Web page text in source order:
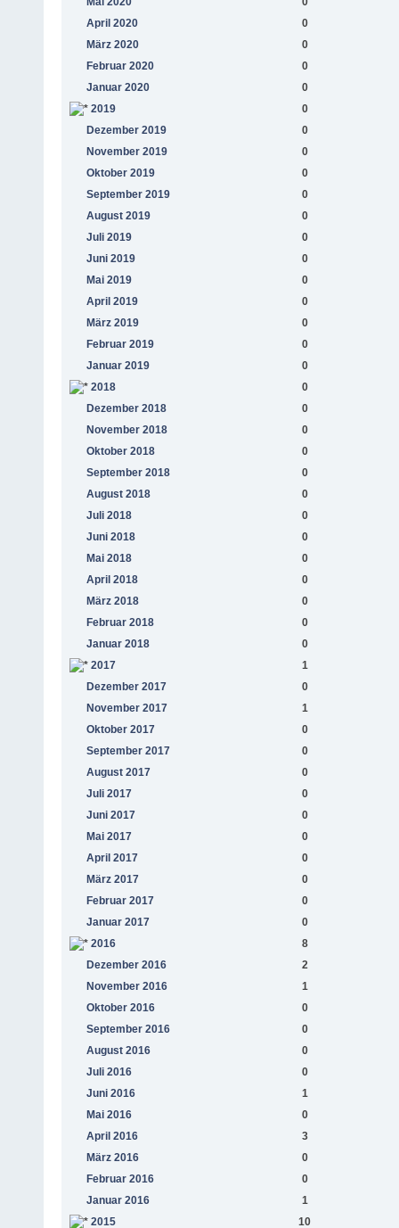
April 2020
0
März 2020
0
Februar 2020
0
Januar 2020
0
2019
0
Dezember 2019
0
November 2019
0
Oktober 2019
0
September 2019
0
August 2019
0
Juli 2019
0
Juni 2019
0
Mai 2019
0
April 2019
0
März 2019
0
Februar 2019
0
Januar 2019
0
2018
0
Dezember 2018
0
November 2018
0
Oktober 2018
0
September 2018
0
August 2018
0
Juli 2018
0
Juni 2018
0
Mai 2018
0
April 2018
0
März 2018
0
Februar 2018
0
Januar 2018
0
2017
1
Dezember 2017
0
November 2017
1
Oktober 2017
0
September 2017
0
August 2017
0
Juli 2017
0
Juni 2017
0
Mai 2017
0
April 2017
0
März 2017
0
Februar 2017
0
Januar 2017
0
2016
8
Dezember 2016
2
November 2016
1
Oktober 2016
0
September 2016
0
August 2016
0
Juli 2016
0
Juni 2016
1
Mai 2016
0
April 2016
3
März 2016
0
Februar 2016
0
Januar 2016
1
2015
10